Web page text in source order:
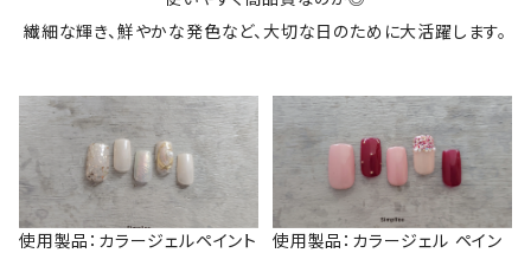
繊細な輝き、鮮やかな発色など、大切な日のために大活躍します。
使用製品：カラージェルペイント
使用製品：カラージェル ペイン